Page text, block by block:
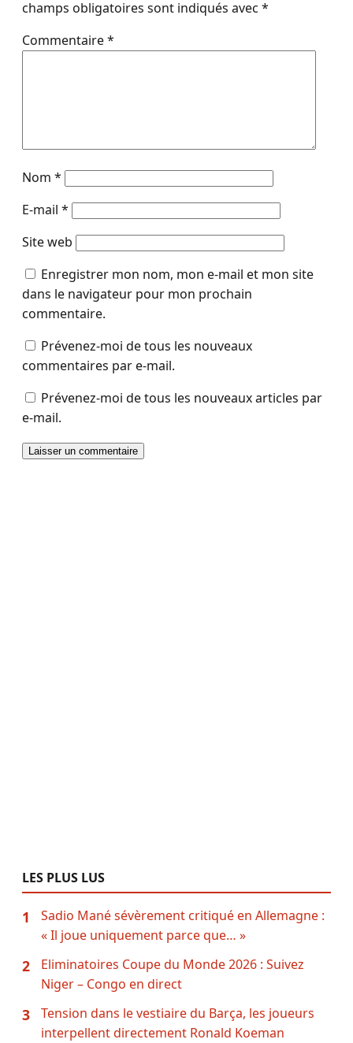
champs obligatoires sont indiqués avec *
Commentaire*
Nom *
E-mail *
Site web
Enregistrer mon nom, mon e-mail et mon site
dans le navigateur pour mon prochain
commentaire.
Prévenez-moi de tous les nouveaux
commentaires par e-mail.
Prévenez-moi de tous les nouveaux articles par
e-mail.
LES PLUS LUS
1
Sadio Mané sévèrement critiqué en Allemagne :
« Il joue uniquement parce que… »
2
Eliminatoires Coupe du Monde 2026 : Suivez
Niger – Congo en direct
3
Tension dans le vestiaire du Barça, les joueurs
interpellent directement Ronald Koeman